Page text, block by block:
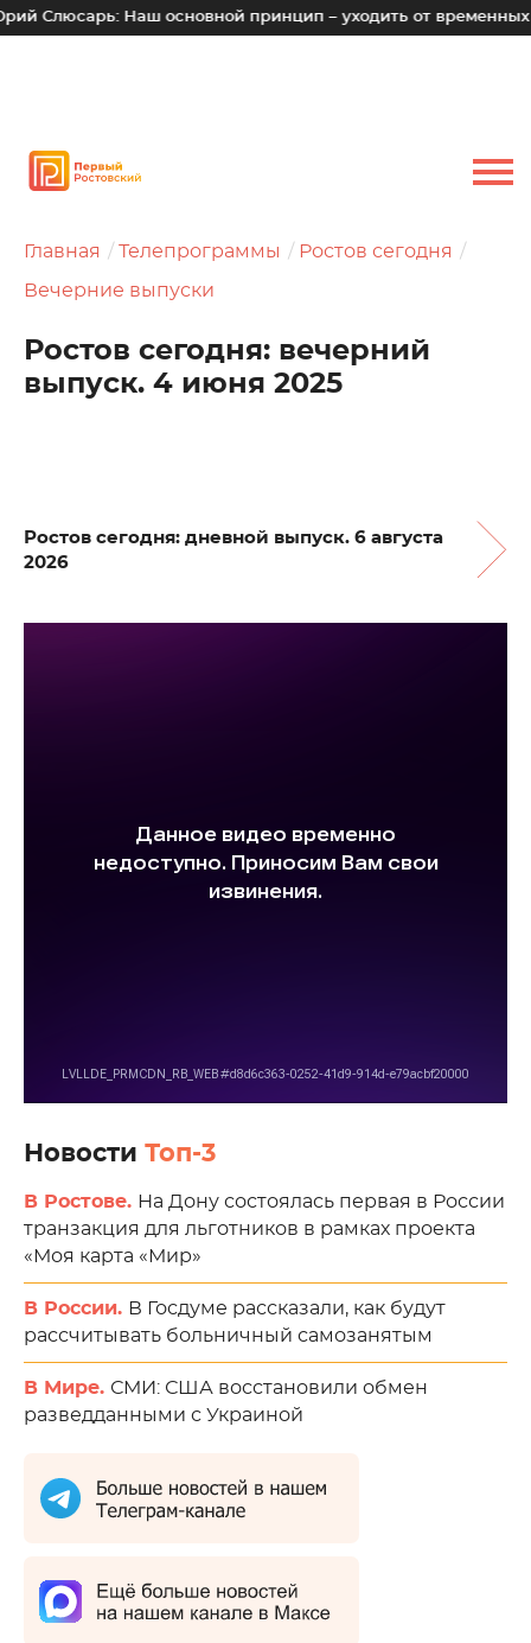
Наш основной принцип – уходить от временных лотков,
Главная Телепрограммы Ростов сегодня
Вечерние выпуски
Ростов сегодня: вечерний
выпуск. 4 июня 2025
Ростов сегодня: дневной выпуск. 6 августа
2026
Новости Топ-3
В Ростове. На Дону состоялась первая в России
транзакция для льготников в рамках проекта
«Моя карта «Мир»
В России. В Госдуме рассказали, как будут
рассчитывать больничный самозанятым
В Мире. СМИ: США восстановили обмен
разведданными с Украиной